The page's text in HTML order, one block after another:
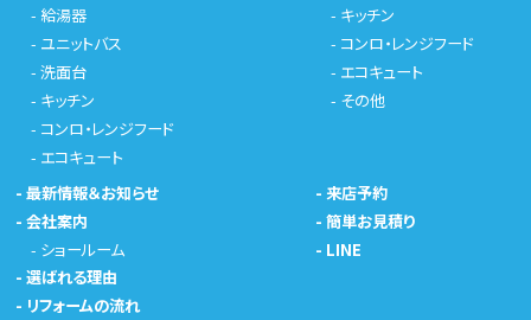
- 給湯器
- ユニットバス
-洗面台
- キッチン
- コンロ・レンジフード
- エコキュート
- キッチン
- コンロ・レンジフード
- エコキュート
- その他
-最新情報＆お知らせ
-会社案内
- ショールーム
-選ばれる理由
- リフォームの流れ
-来店予約
-簡単お見積り
- LINE